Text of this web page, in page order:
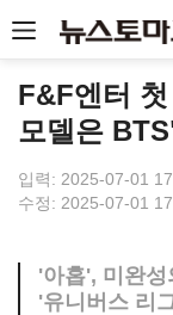
F&F엔터
모델은
입력: 2025-07-01
수정: 2025-07-01
'아홉', 미완
'유니버스 리